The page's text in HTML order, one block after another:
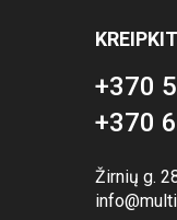
+370
+370
Žirnių g.